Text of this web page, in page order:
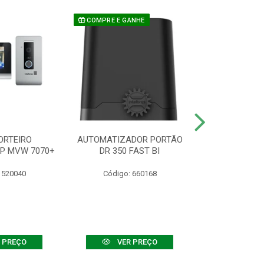
MVW 7070+
COMPRE E GANHE
AUTOMATIZADOR PORTÃO
DR 350 FAST BI
Código: 660168
VER PREÇO